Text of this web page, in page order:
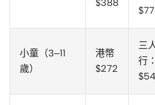
$388
小童（3–11
歲）
港幣
$272
三
行